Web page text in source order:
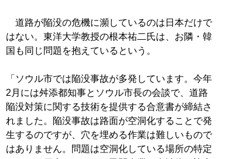
道路が陥没の危機に瀕しているのは日本だけで
はない。東洋大学教授の根本祐二氏は、お隣・韓
国も同じ問題を抱えているという。
「ソウル市では陥没事故が多発しています。今年
2月には舛添都知事とソウル市長の会談で、道路
陥没対策に関する技術を提供する合意書が締結さ
れました。陥没事故は路面が空洞化することで発
生するのですが、穴を埋める作業は難しいもので
はありません。問題は空洞化している場所の特定